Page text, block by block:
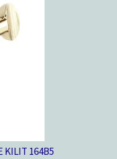
164B5